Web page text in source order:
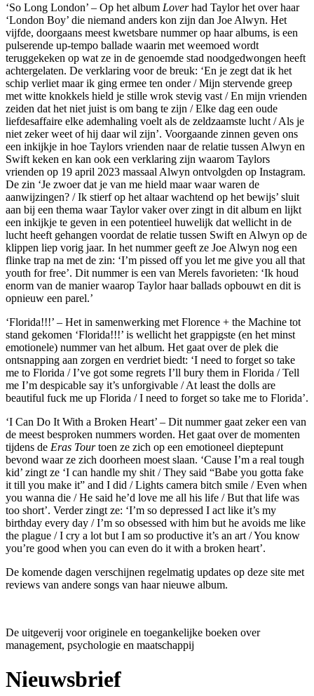
‘So Long London’ – Op het album Loverhad Taylor het over haar
‘London Boy’ die niemand anders kon zijn dan Joe Alwyn. Het
vijfde, doorgaans meest kwetsbare nummer op haar albums, is een
pulserende up-tempo ballade waarin met weemoed wordt
teruggekeken op wat ze in de genoemde stad noodgedwongen heeft
achtergelaten. De verklaring voor de breuk: ‘En je zegt dat ik het
schip verliet maar ik ging ermee ten onder / Mijn stervende greep
met witte knokkels hield je stille wrok stevig vast / En mijn vrienden
zeiden dat het niet juist is om bang te zijn / Elke dag een oude
liefdesaffaire elke ademhaling voelt als de zeldzaamste lucht / Als je
niet zeker weet of hij daar wil zijn’. Voorgaande zinnen geven ons
een inkijkje in hoe Taylors vrienden naar de relatie tussen Alwyn en
Swift keken en kan ook een verklaring zijn waarom Taylors
vrienden op 19 april 2023 massaal Alwyn ontvolgden op Instagram.
De zin ‘Je zwoer dat je van me hield maar waar waren de
aanwijzingen? / Ik stierf op het altaar wachtend op het bewijs’ sluit
aan bij een thema waar Taylor vaker over zingt in dit album en lijkt
een inkijkje te geven in een potentieel huwelijk dat wellicht in de
lucht heeft gehangen voordat de relatie tussen Swift en Alwyn op de
klippen liep vorig jaar. In het nummer geeft ze Joe Alwyn nog een
flinke trap na met de zin: ‘I’m pissed off you let me give you all that
youth for free’. Dit nummer is een van Merels favorieten: ‘Ik houd
enorm van de manier waarop Taylor haar ballads opbouwt en dit is
opnieuw een parel.’
‘Florida!!!’ – Het in samenwerking met Florence + the Machine tot
stand gekomen ‘Florida!!!’ is wellicht het grappigste (en het minst
emotionele) nummer van het album. Het gaat over de plek die
ontsnapping aan zorgen en verdriet biedt: ‘I need to forget so take
me to Florida / I’ve got some regrets I’ll bury them in Florida / Tell
me I’m despicable say it’s unforgivable / At least the dolls are
beautiful fuck me up Florida / I need to forget so take me to Florida’.
‘I Can Do It With a Broken Heart’ – Dit nummer gaat zeker een van
de meest besproken nummers worden. Het gaat over de momenten
tijdens de Eras Tourtoen ze zich op een emotioneel dieptepunt
bevond waar ze zich doorheen moest slaan. ‘Cause I’m a real tough
kid’ zingt ze ‘I can handle my shit / They said “Babe you gotta fake
it till you make it” and I did / Lights camera bitch smile / Even when
you wanna die / He said he’d love me all his life / But that life was
too short’. Verder zingt ze: ‘I’m so depressed I act like it’s my
birthday every day / I’m so obsessed with him but he avoids me like
the plague / I cry a lot but I am so productive it’s an art / You know
you’re good when you can even do it with a broken heart’.
De komende dagen verschijnen regelmatig updates op deze site met
reviews van andere songs van haar nieuwe album.
De uitgeverij voor originele en toegankelijke boeken over
management, psychologie en maatschappij
Nieuwsbrief